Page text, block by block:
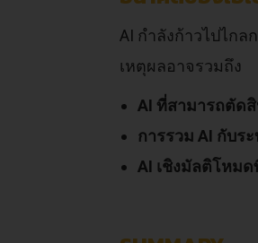
AI กำลังก้าวไปไก
เหตุผลอาจรวมถึง
AI ที่สามารถตัด
การรวม AI กับร
AI เชิงมัลติโหม